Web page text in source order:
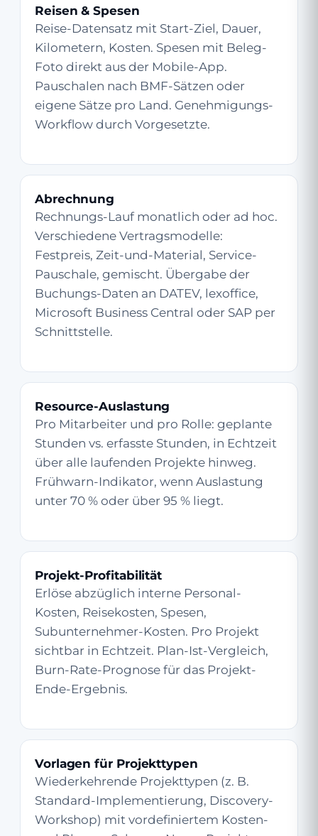
Reisen & Spesen
Reise-Datensatz mit Start-Ziel, Dauer,
Kilometern, Kosten. Spesen mit Beleg-
Foto direkt aus der Mobile-App.
Pauschalen nach BMF-Sätzen oder
eigene Sätze pro Land. Genehmigungs-
Workflow durch Vorgesetzte.
Abrechnung
Rechnungs-Lauf monatlich oder ad hoc.
Verschiedene Vertragsmodelle:
Festpreis, Zeit-und-Material, Service-
Pauschale, gemischt. Übergabe der
Buchungs-Daten an DATEV, lexoffice,
Microsoft Business Central oder SAP per
Schnittstelle.
Resource-Auslastung
Pro Mitarbeiter und pro Rolle: geplante
Stunden vs. erfasste Stunden, in Echtzeit
über alle laufenden Projekte hinweg.
Frühwarn-Indikator, wenn Auslastung
unter 70 % oder über 95 % liegt.
Projekt-Profitabilität
Erlöse abzüglich interne Personal-
Kosten, Reisekosten, Spesen,
Subunternehmer-Kosten. Pro Projekt
sichtbar in Echtzeit. Plan-Ist-Vergleich,
Burn-Rate-Prognose für das Projekt-
Ende-Ergebnis.
Vorlagen für Projekttypen
Wiederkehrende Projekttypen (z. B.
Standard-Implementierung, Discovery-
Workshop) mit vordefiniertem Kosten-